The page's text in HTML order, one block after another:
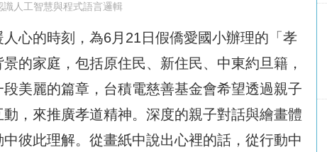
人工智慧與程式語言邏輯
心的時刻，為6月21日假僑愛國小辦理的「孝
的家庭，包括原住民、新住民、中東約旦籍，
美麗的篇章，台積電慈善基金會希望透過親子
，來推廣孝道精神。深度的親子對話與繪畫體
彼此理解。從畫紙中說出心裡的話，從行動中